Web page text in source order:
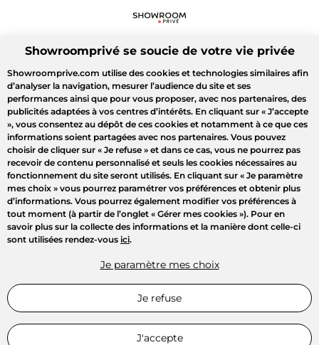
Showroomprivé se soucie de votre vie privée
Showroomprive.com utilise des cookies et technologies similaires afin
d’analyser la navigation, mesurer l’audience du site et ses
performances ainsi que pour vous proposer, avec nos partenaires, des
publicités adaptées à vos centres d’intérêts. En cliquant sur « J’accepte
», vous consentez au dépôt de ces cookies et notamment à ce que ces
informations soient partagées avec nos partenaires. Vous pouvez
choisir de cliquer sur « Je refuse » et dans ce cas, vous ne pourrez pas
recevoir de contenu personnalisé et seuls les cookies nécessaires au
fonctionnement du site seront utilisés. En cliquant sur « Je paramètre
mes choix » vous pourrez paramétrer vos préférences et obtenir plus
d’informations. Vous pourrez également modifier vos préférences à
tout moment (à partir de l’onglet « Gérer mes cookies »). Pour en
savoir plus sur la collecte des informations et la manière dont celle-ci
sont utilisées rendez-vous ici.
Je paramètre mes choix
Je refuse
J'accepte